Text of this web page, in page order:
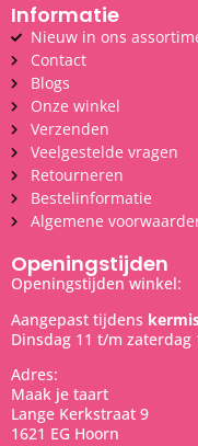
Informatie
Nieuw in ons
Contact
Blogs
Onze winkel
Verzenden
Veelgestelde vragen
Retourneren
Bestelinformatie
Algemene
Openingstijden
Openingstijden winkel:
Aangepast tijdens
Dinsdag 11 t/m zaterdag
Adres:
Maak je taart
Lange Kerkstraat 9
1621 EG Hoorn